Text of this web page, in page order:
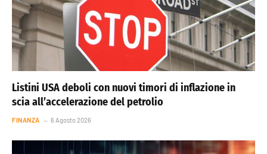
Listini USA deboli con nuovi timori di inflazione in
scia all’accelerazione del petrolio
FINANZA 6 Agosto 2026